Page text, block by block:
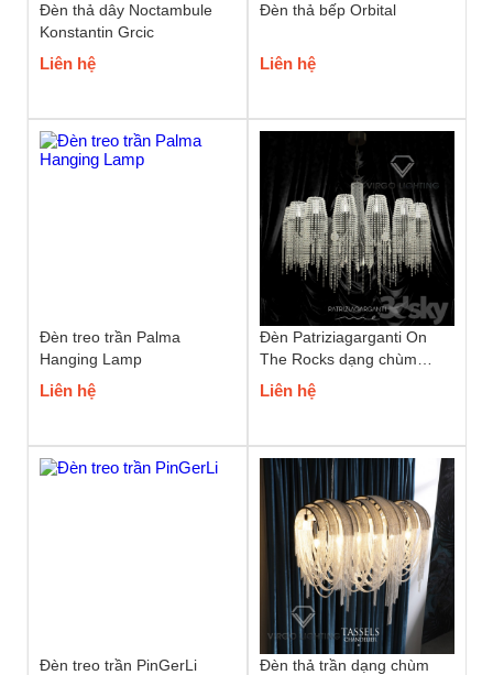
Đèn thả dây Noctambule
Konstantin Grcic
Liên hệ
Đèn thả bếp Orbital
Liên hệ
Đèn treo trần Palma
Hanging Lamp
Liên hệ
Đèn Patriziagarganti On
The Rocks dạng chùm
phale
Liên hệ
Đèn treo trần PinGerLi
Đèn thả trần dạng chùm